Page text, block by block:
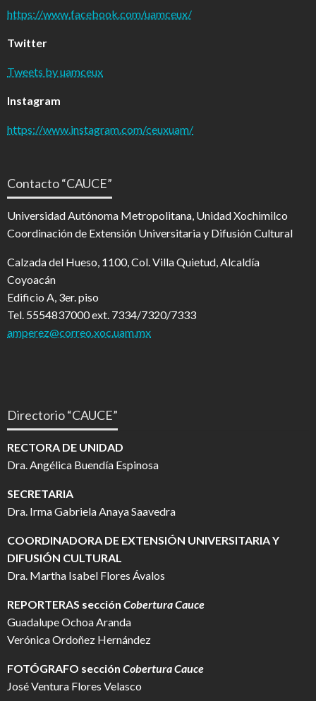
https://www.facebook.com/uamceux/
Twitter
Tweets by uamceux
Instagram
https://www.instagram.com/ceuxuam/
Contacto “CAUCE”
Universidad Autónoma Metropolitana, Unidad Xochimilco
Coordinación de Extensión Universitaria y Difusión Cultural
Calzada del Hueso, 1100, Col. Villa Quietud, Alcaldía
Coyoacán
Edificio A, 3er. piso
Tel. 5554837000 ext. 7334/7320/7333
amperez@correo.xoc.uam.mx
Directorio “CAUCE”
RECTORA DE UNIDAD
Dra. Angélica Buendía Espinosa
SECRETARIA
Dra. Irma Gabriela Anaya Saavedra
COORDINADORA DE EXTENSIÓN UNIVERSITARIA Y
DIFUSIÓN CULTURAL
Dra. Martha Isabel Flores Ávalos
REPORTERAS sección Cobertura Cauce
Guadalupe Ochoa Aranda
Verónica Ordoñez Hernández
FOTÓGRAFO sección Cobertura Cauce
José Ventura Flores Velasco